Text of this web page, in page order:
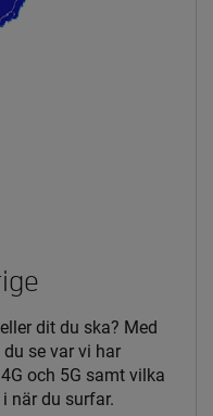
dit du ska? Med
se var vi har
och 5G samt vilka
när du surfar.